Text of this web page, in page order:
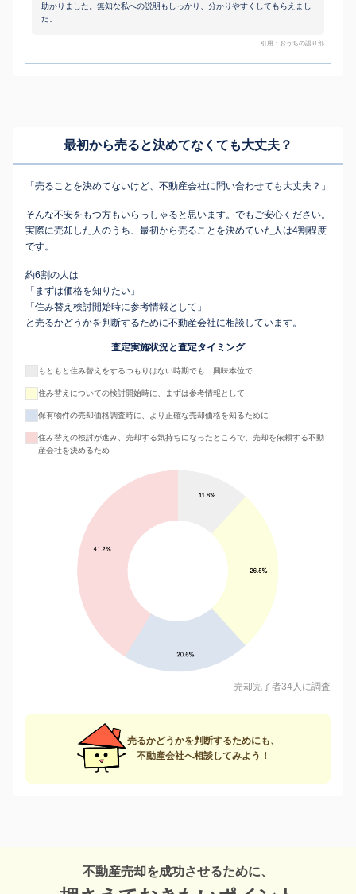
助かりました。無知な私への説明もしっかり、分かりやすくしてもらえまし
た。
引用：おうちの語り部
最初から売ると決めてなくても大丈夫？
「売ることを決めてないけど、不動産会社に問い合わせても大丈夫？」
そんな不安をもつ方もいらっしゃると思います。でもご安心ください。
実際に売却した人のうち、最初から売ることを決めていた人は4割程度
です。
約6割の人は
「まずは価格を知りたい」
「住み替え検討開始時に参考情報として」
と売るかどうかを判断するために不動産会社に相談しています。
査定実施状況と査定タイミング
もともと住み替えをするつもりはない時期でも、興味本位で
住み替えについての検討開始時に、まずは参考情報として
保有物件の売却価格調査時に、より正確な売却価格を知るために
住み替えの検討が進み、売却する気持ちになったところで、売却を依頼する不動
産会社を決めるため
売却完了者34人に調査
売るかどうかを判断するためにも、
不動産会社へ相談してみよう！
不動産売却を成功させるために、